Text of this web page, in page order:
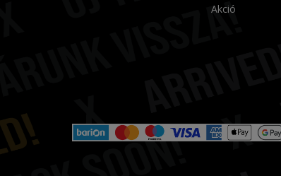
Akció